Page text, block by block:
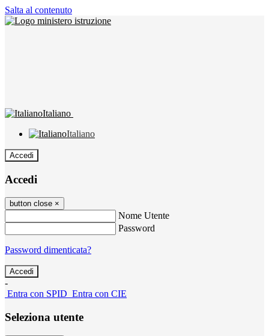
Salta al contenuto
Italiano
Italiano
Accedi
Accedi
button close ×
Nome Utente
Password
Password dimenticata?
-
Entra con SPID Entra con CIE
Seleziona utente